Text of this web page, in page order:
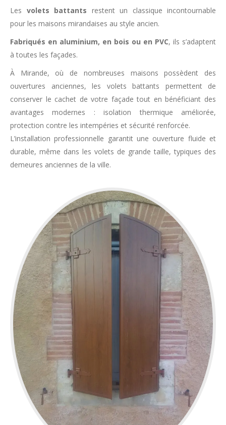
Les volets battants restent un classique incontournable
pour les maisons mirandaises au style ancien.
Fabriqués en aluminium, en bois ou en PVC, ils s’adaptent
à toutes les façades.
À Mirande, où de nombreuses maisons possèdent des
ouvertures anciennes, les volets battants permettent de
conserver le cachet de votre façade tout en bénéficiant des
avantages modernes : isolation thermique améliorée,
protection contre les intempéries et sécurité renforcée.
L’installation professionnelle garantit une ouverture fluide et
durable, même dans les volets de grande taille, typiques des
demeures anciennes de la ville.